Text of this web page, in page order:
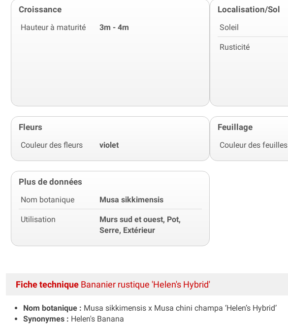
Croissance
Hauteur à maturité 3m - 4m
Localisation/Sol
Soleil
Rusticité
Fleurs
Couleur des fleurs violet
Feuillage
Couleur des feuilles
Plus de données
Nom botanique Musa sikkimensis
Utilisation
Murs sud et ouest, Pot,
Serre, Extérieur
Fiche technique Bananier rustique 'Helen's Hybrid'
Nom botanique : Musa sikkimensis x Musa chini champa ‘Helen’s Hybrid’
Synonymes : Helen's Banana